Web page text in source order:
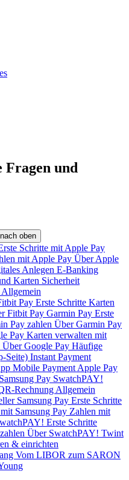
und
Schritte mit Apple Pay
mit Apple Pay Über Apple
Anlegen E-Banking
Karten Sicherheit
Allgemein
Pay Erste Schritte Karten
Fitbit Pay Garmin Pay Erste
Pay zahlen Über Garmin Pay
Pay Karten verwalten mit
Über Google Pay Häufige
Seite) Instant Payment
Mobile Payment Apple Pay
Samsung Pay SwatchPAY!
Rechnung Allgemein
Samsung Pay Erste Schritte
Samsung Pay Zahlen mit
Erste Schritte
Über SwatchPAY! Twint
& einrichten
Vom LIBOR zum SARON